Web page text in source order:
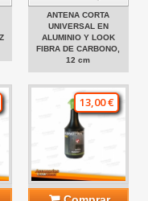
ANTENA CORTA
UNIVERSAL EN
ALUMINIO Y LOOK
FIBRA DE CARBONO,
12 cm
13,00 €